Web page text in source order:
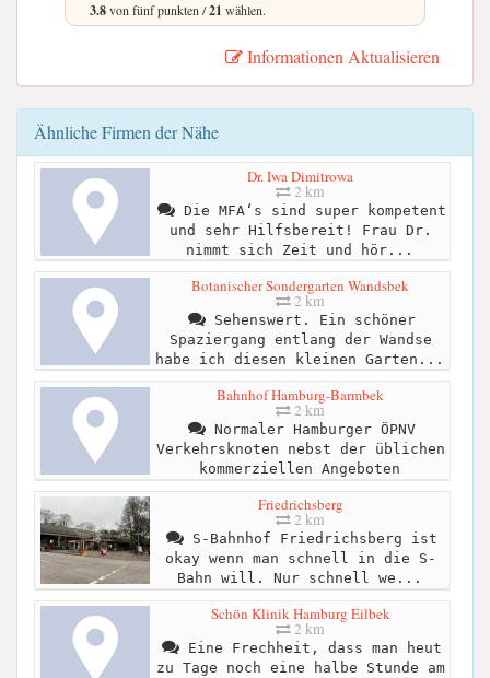
3.8von fünf punkten /21 wählen.
Informationen Aktualisieren
Ähnliche Firmen der Nähe
Dr. Iwa Dimitrowa
2 km
Die MFA‘s sind super kompetent
und sehr Hilfsbereit! Frau Dr.
nimmt sich Zeit und hör...
Botanischer Sondergarten Wandsbek
2 km
Sehenswert. Ein schöner
Spaziergang entlang der Wandse
habe ich diesen kleinen Garten...
Bahnhof Hamburg-Barmbek
2 km
Normaler Hamburger ÖPNV
Verkehrsknoten nebst der üblichen
kommerziellen Angeboten
Friedrichsberg
2 km
S-Bahnhof Friedrichsberg ist
okay wenn man schnell in die S-
Bahn will. Nur schnell we...
Schön Klinik Hamburg Eilbek
2 km
Eine Frechheit, dass man heut
zu Tage noch eine halbe Stunde am